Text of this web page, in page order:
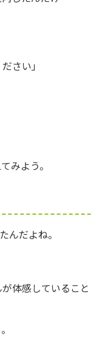
さい」
みよう。
んだよね。
体感していること